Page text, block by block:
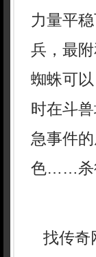
力量平
兵，最
蜘蛛可
时在斗
急事件
色……杀
找传奇